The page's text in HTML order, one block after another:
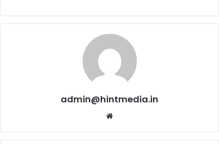
admin@hintmedia.in